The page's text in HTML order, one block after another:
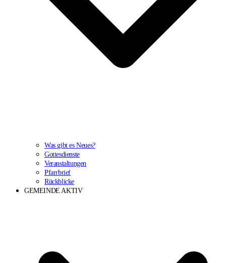
Was gibt es Neues?
Gottesdienste
Veranstaltungen
Pfarrbrief
Rückblicke
GEMEINDE AKTIV